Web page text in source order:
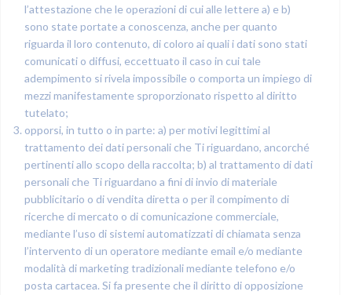
l’attestazione che le operazioni di cui alle lettere a) e b)
sono state portate a conoscenza, anche per quanto
riguarda il loro contenuto, di coloro ai quali i dati sono stati
comunicati o diffusi, eccettuato il caso in cui tale
adempimento si rivela impossibile o comporta un impiego di
mezzi manifestamente sproporzionato rispetto al diritto
tutelato;
opporsi, in tutto o in parte: a) per motivi legittimi al
trattamento dei dati personali che Ti riguardano, ancorché
pertinenti allo scopo della raccolta; b) al trattamento di dati
personali che Ti riguardano a fini di invio di materiale
pubblicitario o di vendita diretta o per il compimento di
ricerche di mercato o di comunicazione commerciale,
mediante l’uso di sistemi automatizzati di chiamata senza
l’intervento di un operatore mediante email e/o mediante
modalità di marketing tradizionali mediante telefono e/o
posta cartacea. Si fa presente che il diritto di opposizione